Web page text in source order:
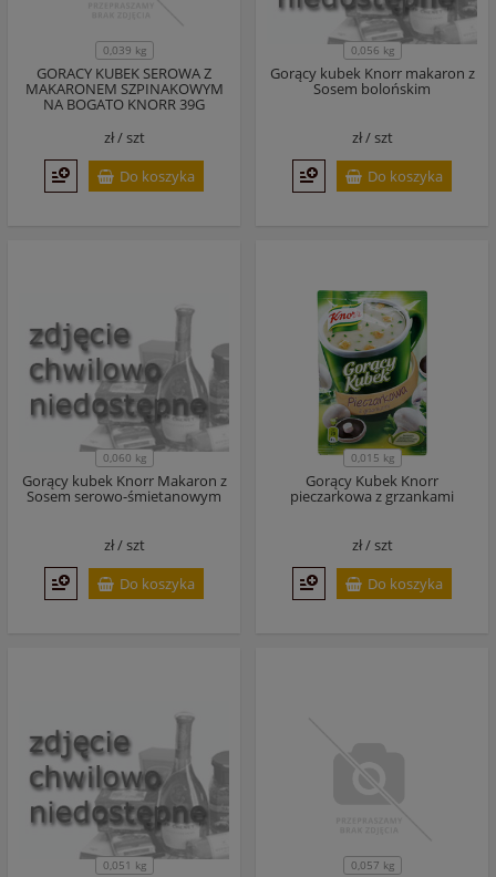
0,039 kg
GORACY KUBEK SEROWA Z
MAKARONEM SZPINAKOWYM
NA BOGATO KNORR 39G
zł /szt
Do koszyka
0,056 kg
Gorący kubek Knorr makaron z
Sosem bolońskim
zł /szt
Do koszyka
0,060 kg
Gorący kubek Knorr Makaron z
Sosem serowo-śmietanowym
zł /szt
Do koszyka
0,015 kg
Gorący Kubek Knorr
pieczarkowa z grzankami
zł /szt
Do koszyka
0,051 kg 0,057 kg